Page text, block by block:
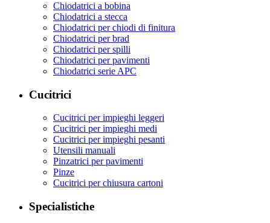
Chiodatrici a bobina
Chiodatrici a stecca
Chiodatrici per chiodi di finitura
Chiodatrici per brad
Chiodatrici per spilli
Chiodatrici per pavimenti
Chiodatrici serie APC
Cucitrici
Cucitrici per impieghi leggeri
Cucitrici per impieghi medi
Cucitrici per impieghi pesanti
Utensili manuali
Pinzatrici per pavimenti
Pinze
Cucitrici per chiusura cartoni
Specialistiche